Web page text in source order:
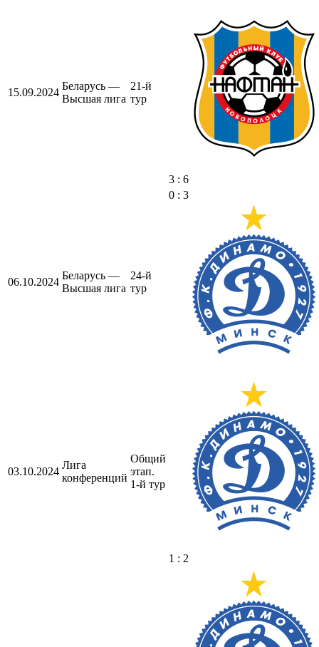
15.09.2024
Беларусь —
Высшая лига
21-й
тур
3 : 6
06.10.2024
Беларусь —
Высшая лига
24-й
тур
0 : 3
03.10.2024
Лига
конференций
Общий
этап.
1-й тур
1 : 2